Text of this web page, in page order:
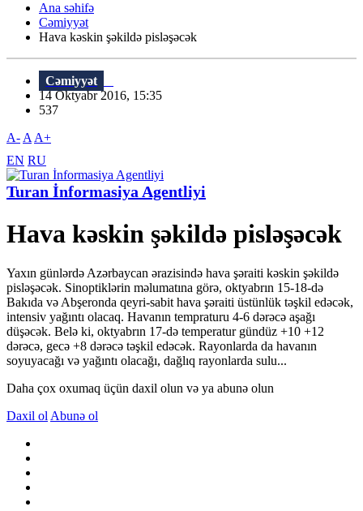
Ana səhifə
Cəmiyyət
Hava kəskin şəkildə pisləşəcək
Cəmiyyət
14 Oktyabr 2016, 15:35
537
A- A A+
EN RU
Turan İnformasiya Agentliyi
Hava kəskin şəkildə pisləşəcək
Yaxın günlərdə Azərbaycan ərazisində hava şəraiti kəskin şəkildə
pisləşəcək. Sinoptiklərin məlumatına görə, oktyabrın 15-18-də
Bakıda və Abşeronda qeyri-sabit hava şəraiti üstünlük təşkil edəcək,
intensiv yağıntı olacaq. Havanın tempraturu 4-6 dərəcə aşağı
düşəcək. Belə ki, oktyabrın 17-də temperatur gündüz +10 +12
dərəcə, gecə +8 dərəcə təşkil edəcək. Rayonlarda da havanın
soyuyacağı və yağıntı olacağı, dağlıq rayonlarda sulu...
Daha çox oxumaq üçün daxil olun və ya abunə olun
Daxil ol Abunə ol